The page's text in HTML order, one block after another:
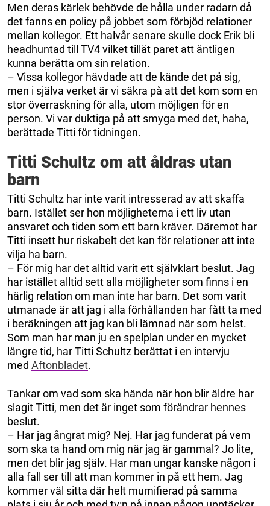
Men deras kärlek behövde de hålla under radarn då
det fanns en policy på jobbet som förbjöd relationer
mellan kollegor. Ett halvår senare skulle dock Erik bli
headhuntad till TV4 vilket tillät paret att äntligen
kunna berätta om sin relation.
– Vissa kollegor hävdade att de kände det på sig,
men i själva verket är vi säkra på att det kom som en
stor överraskning för alla, utom möjligen för en
person. Vi var duktiga på att smyga med det, haha,
berättade Titti för tidningen.
Titti Schultz om att åldras utan
barn
Titti Schultz har inte varit intresserad av att skaffa
barn. Istället ser hon möjligheterna i ett liv utan
ansvaret och tiden som ett barn kräver. Däremot har
Titti insett hur riskabelt det kan för relationer att inte
vilja ha barn.
– För mig har det alltid varit ett självklart beslut. Jag
har istället alltid sett alla möjligheter som finns i en
härlig relation om man inte har barn. Det som varit
utmanade är att jag i alla förhållanden har fått ta med
i beräkningen att jag kan bli lämnad när som helst.
Som man har man ju en spelplan under en mycket
längre tid, har Titti Schultz berättat i en intervju
med Aftonbladet.
Tankar om vad som ska hända när hon blir äldre har
slagit Titti, men det är inget som förändrar hennes
beslut.
– Har jag ångrat mig? Nej. Har jag funderat på vem
som ska ta hand om mig när jag är gammal? Jo lite,
men det blir jag själv. Har man ungar kanske någon i
alla fall ser till att man kommer in på ett hem. Jag
kommer väl sitta där helt mumifierad på samma